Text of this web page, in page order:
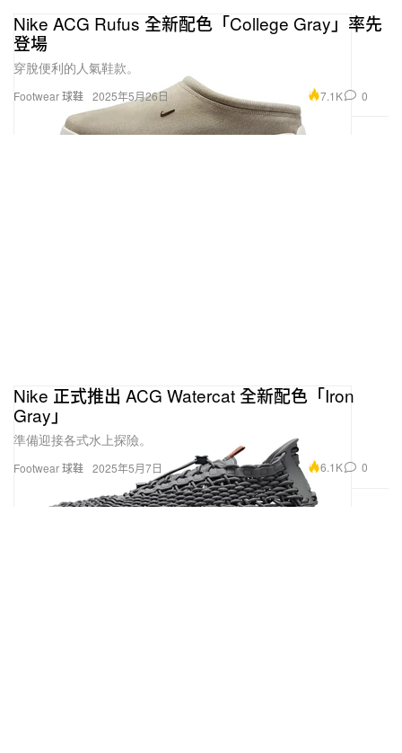
Footwear 球鞋
Nike ACG Rufus 全新配色「College Gray」率先
登場
穿脫便利的人氣鞋款。
2025年5月26日 7.1K 0
Footwear 球鞋
Nike 正式推出 ACG Watercat 全新配色「Iron
Gray」
準備迎接各式水上探險。
2025年5月7日 6.1K 0